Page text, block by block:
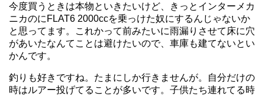
今度買うときは本物といきたいけど、きっとインターメカ
ニカのにFLAT6 2000ccを乗っけた奴にするんじゃないか
と思ってます。これかって前みたいに雨漏りさせて床に穴
があいたなんてことは避けたいので、車庫も建てないとい
かんです。
釣りも好きですね。たまにしか行きませんが。自分だけの
時はルアー投げてることが多いです。子供たち連れてる時